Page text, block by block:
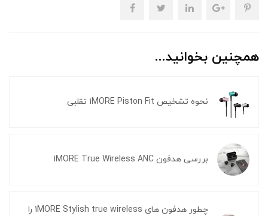
همچنین بخوانید...
نحوه تشخیص 1MORE Piston Fit تقلبی
بررسی هدفون 1MORE True Wireless ANC
چطور هدفون های 1MORE Stylish true wireless را